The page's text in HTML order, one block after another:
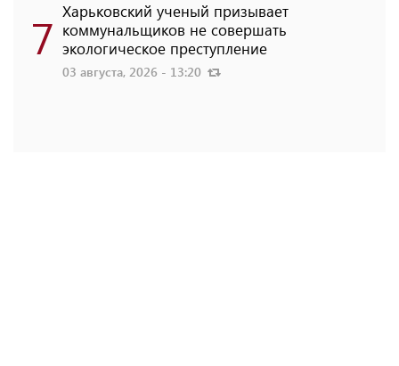
7 Харьковский ученый призывает
коммунальщиков не совершать
экологическое преступление
03 августа, 2026 - 13:20